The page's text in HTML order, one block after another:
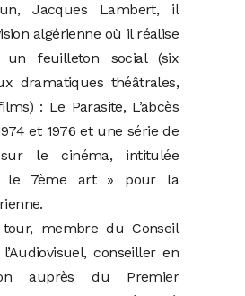
Jacques Lambert, il
algérienne où il réalise
feuilleton social (six
dramatiques théâtrales,
: Le Parasite, L’abcès
et 1976 et une série de
le cinéma, intitulée
le 7ème art » pour la
membre du Conseil
conseiller en
auprès du Premier